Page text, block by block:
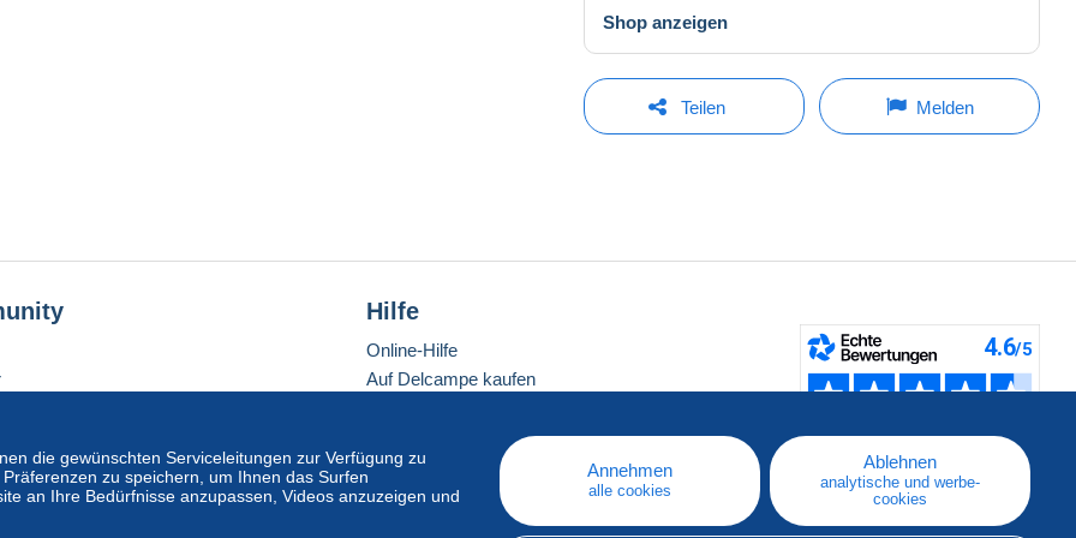
Shop anzeigen
Teilen Melden
die gewünschten Serviceleitungen zur Verfügung zu
zu speichern, um Ihnen das Surfen
an Ihre Bedürfnisse anzupassen, Videos anzuzeigen und
Annehmen
alle cookies
Ablehnen
analytische und werbe-
cookies
Hilfe
Online-Hilfe
Auf Delcampe kaufen
Eine sichere Website